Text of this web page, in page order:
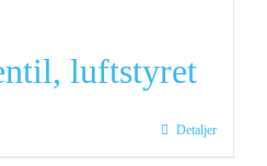
luftstyret
Detaljer